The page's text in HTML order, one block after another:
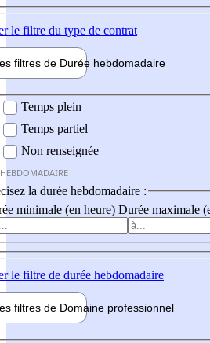
le filtre du type de contrat
filtres de Durée hebdomadaire
Temps plein
Temps partiel
Non renseignée
la durée hebdomadaire :
minimale (en heure) Durée maximale
le filtre de durée hebdomadaire
filtres de Domaine professionnel